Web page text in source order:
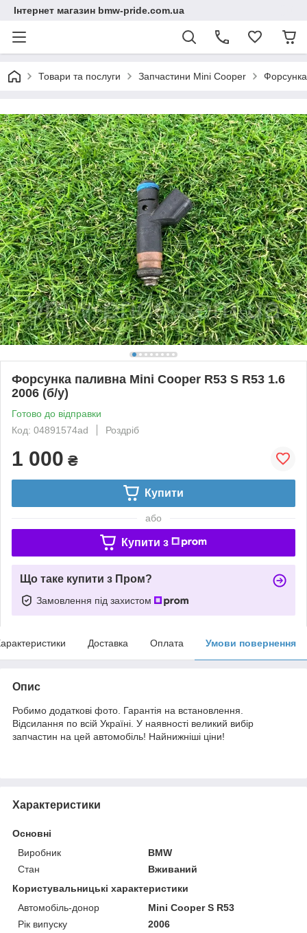
Інтернет магазин bmw-pride.com.ua
Товари та послуги Запчастини Mini Cooper
Форсунка паливна Mini Cooper R53 S R53 1.6
2006 (б/у)
Готово до відправки
Код: 04891574ad
Роздріб
1 000 ₴
Купити
або
Купити з
Що таке купити з Пром?
Замовлення під захистом
Доставка Оплата Умови повернення
Опис
Робимо додаткові фото. Гарантія на встановлення.
Відсилання по всій Україні. У наявності великий вибір
запчастин на цей автомобіль! Найнижніші ціни!
Характеристики
Основні
Виробник
BMW
Стан
Вживаний
Користувальницькі характеристики
Автомобіль-донор
Mini Cooper S R53
Рік випуску
2006